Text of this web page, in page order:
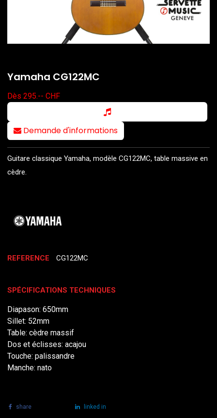
Yamaha CG122MC
Dès 295.-- CHF
Demande d'informations
Guitare classique Yamaha, modèle CG122MC, table massive en
cèdre.
REFERENCE CG122MC
SPÉCIFICATIONS TECHNIQUES
Diapason: 650mm
Sillet: 52mm
Table: cèdre massif
Dos et éclisses: acajou
Touche: palissandre
Manche: nato
share linked in